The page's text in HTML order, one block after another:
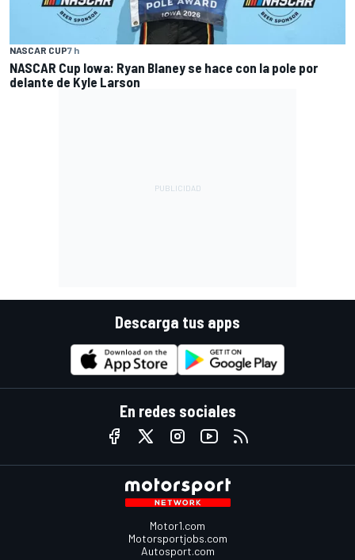
NASCAR CUP7 h
NASCAR Cup Iowa: Ryan Blaney se hace con la pole por
delante de Kyle Larson
Descarga tus apps
En redes sociales
Motor1.com
Motorsportjobs.com
Autosport.com